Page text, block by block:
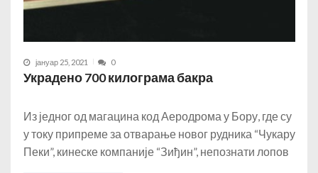
јануар 25, 2021 0
Украдено 700 килограма бакра
Из једног од магацина код Аеродрома у Бору, где су
у току припреме за отварање новог рудника “Чукару
Пеки”, кинеске компаније “Зиђин”, непознати лопов